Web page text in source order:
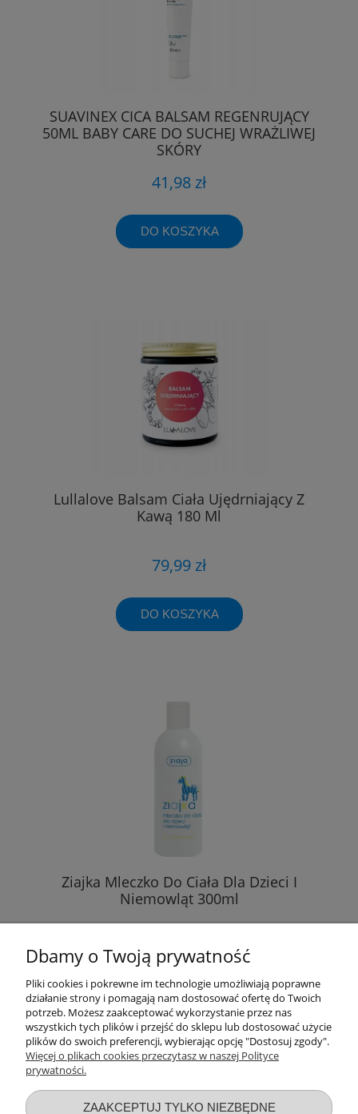
SUAVINEX CICA BALSAM REGENRUJĄCY
50ML BABY CARE DO SUCHEJ WRAŻLIWEJ
SKÓRY
41,98 zł
DO KOSZYKA
Lullalove Balsam Ciała Ujędrniający Z
Kawą 180 Ml
79,99 zł
DO KOSZYKA
Ziajka Mleczko Do Ciała Dla Dzieci I
Niemowląt 300ml
14,69 zł
( 1 l = 48,97 zł )
DO KOSZYKA
Dbamy o Twoją prywatność
Pliki cookies i pokrewne im technologie umożliwiają poprawne
działanie strony i pomagają nam dostosować ofertę do Twoich
potrzeb. Możesz zaakceptować wykorzystanie przez nas
wszystkich tych plików i przejść do sklepu lub dostosować użycie
plików do swoich preferencji, wybierając opcję "Dostosuj zgody".
Więcej o plikach cookies przeczytasz w naszej Polityce
prywatności.
ZAAKCEPTUJ TYLKO NIEZBĘDNE